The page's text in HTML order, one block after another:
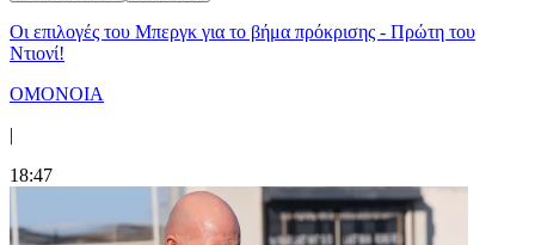
Οι επιλογές του Μπεργκ για το βήμα πρόκρισης - Πρώτη του
Ντιονί!
ΟΜΟΝΟΙΑ
|
18:47